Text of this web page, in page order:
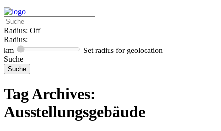
Radius: Off
Radius:
km
Set radius for geolocation
Suche
Tag Archives:
Ausstellungsgebäude